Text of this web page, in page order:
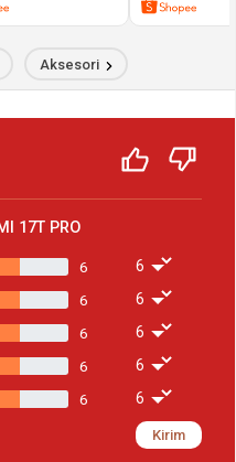
5500mAh)
Aksesori
17T PRO
6
6
6
6
6
Kirim